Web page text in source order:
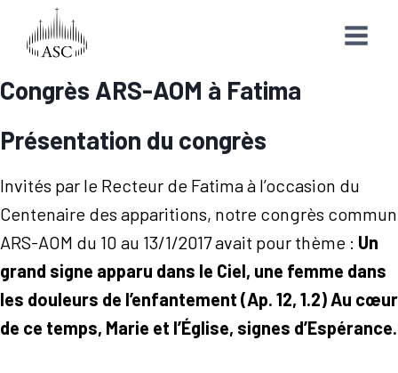
Congrès ARS-AOM à Fatima
Présentation du congrès
Invités par le Recteur de Fatima à l’occasion du
Centenaire des apparitions, notre congrès commun
ARS-AOM du 10 au 13/1/2017 avait pour thème : Un
grand signe apparu dans le Ciel, une femme dans
les douleurs de l’enfantement (Ap. 12, 1.2) Au cœur
de ce temps, Marie et l’Église, signes d’Espérance.